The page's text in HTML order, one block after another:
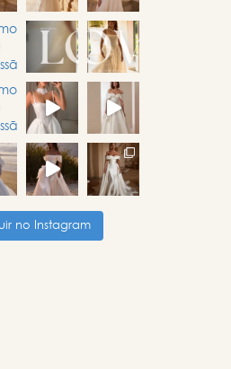
no Instagram